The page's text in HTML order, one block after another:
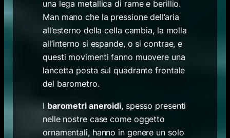
una lega metallica di rame e berillio.
Man mano che la pressione dell’aria
all’esterno della cella cambia, la molla
all’interno si espande, o si contrae, e
questi movimenti fanno muovere una
lancetta posta sul quadrante frontale
del barometro.
I barometri aneroidi, spesso presenti
nelle nostre case come oggetto
ornamentali, hanno in genere un solo